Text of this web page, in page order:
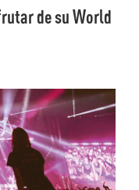
de su World